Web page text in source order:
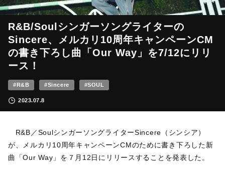
R&B/Soulシンガーソングライターの
Sincere、メルカリ10周年キャンペーンCM
の書き下ろし曲「Our Way」を7/12にリリ
ース！
#R&B #Sincere #SOUL
2023.07.8
R&B／SoulシンガーソングライターSincere（シンシア）
が、メルカリ10周年キャンペーンCMのために書き下ろした新
曲「Our Way」を７月12日にリリースすることを発表した。